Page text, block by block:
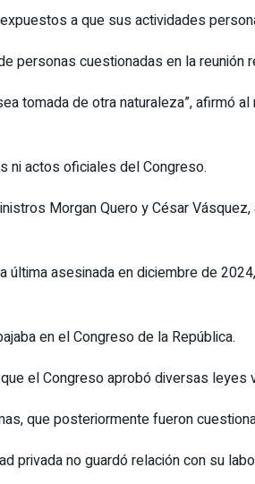
a que sus actividades
cuestionadas en la reunión
tomada de otra naturaleza”, afirmó
ni actos oficiales del Congreso.
Morgan Quero y César
asesinada en diciembre de
en el Congreso de la República.
el Congreso aprobó diversas leyes
que posteriormente fueron
privada no guardó relación con su